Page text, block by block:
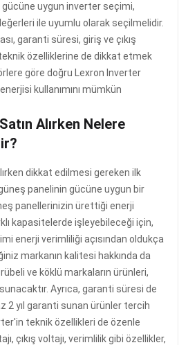
gücüne uygun inverter seçimi,
ile uyumlu olarak seçilmelidir.
garanti süresi, giriş ve çıkış
özelliklerine de dikkat etmek
göre doğru Lexron Inverter
kullanımını mümkün
Alırken Nelere
dikkat edilmesi gereken ilk
panelinin gücüne uygun bir
panellerinizin ürettiği enerji
kapasitelerde işleyebileceği için,
enerji verimliliği açısından oldukça
markanın kalitesi hakkında da
ve köklü markaların ürünleri,
Ayrıca, garanti süresi de
2 yıl garanti sunan ürünler tercih
teknik özellikleri de özenle
çıkış voltajı, verimlilik gibi özellikler,